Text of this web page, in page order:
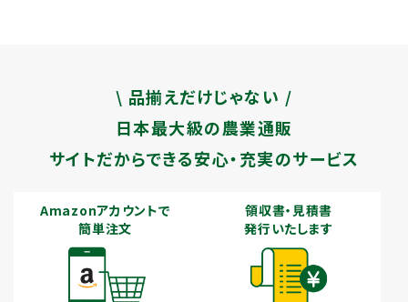
\ 品揃えだけじゃない /
日本最大級の農業通販
サイトだからできる安心・充実のサービス
Amazonアカウントで
簡単注文
領収書・見積書
発行いたします